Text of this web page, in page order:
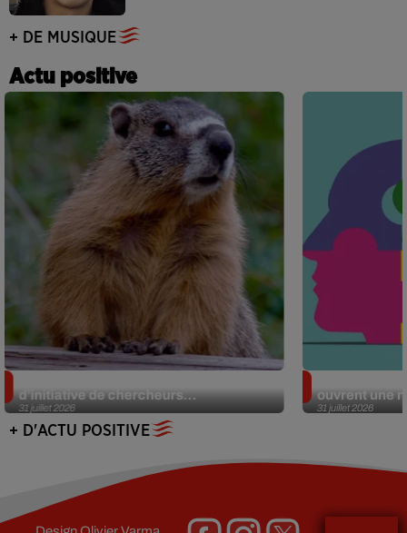
+ DE MUSIQUE
Actu positive
31 juillet 2026
d’initiative de chercheurs...
31 juillet 2026
ouvrent une
+ D'ACTU POSITIVE